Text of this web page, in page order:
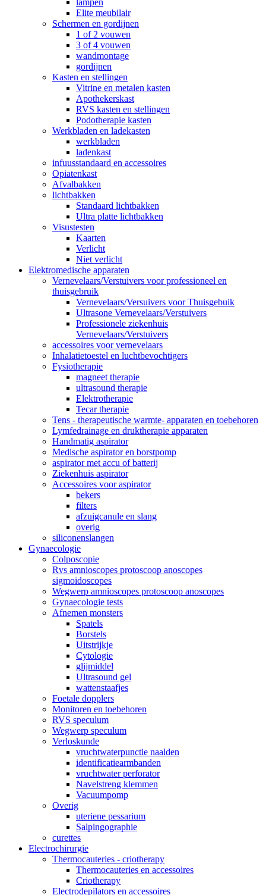
Elite meubilair
Schermen en gordijnen
1 of 2 vouwen
3 of 4 vouwen
wandmontage
gordijnen
Kasten en stellingen
Vitrine en metalen kasten
Apothekerskast
RVS kasten en stellingen
Podotherapie kasten
Werkbladen en ladekasten
werkbladen
ladenkast
infuusstandaard en accessoires
Opiatenkast
Afvalbakken
lichtbakken
Standaard lichtbakken
Ultra platte lichtbakken
Visustesten
Kaarten
Verlicht
Niet verlicht
Elektromedische apparaten
Vernevelaars/Verstuivers voor professioneel en
thuisgebruik
Vernevelaars/Versuivers voor Thuisgebuik
Ultrasone Vernevelaars/Verstuivers
Professionele ziekenhuis
Vernevelaars/Verstuivers
accessoires voor vernevelaars
Inhalatietoestel en luchtbevochtigers
Fysiotherapie
magneet therapie
ultrasound therapie
Elektrotherapie
Tecar therapie
Tens - therapeutische warmte- apparaten en toebehoren
Lymfedrainage en druktherapie apparaten
Handmatig aspirator
Medische aspirator en borstpomp
aspirator met accu of batterij
Ziekenhuis aspirator
Accessoires voor aspirator
bekers
filters
afzuigcanule en slang
overig
siliconenslangen
Gynaecologie
Colposcopie
Rvs amnioscopes protoscoop anoscopes
sigmoidoscopes
Wegwerp amnioscopes protoscoop anoscopes
Gynaecologie tests
Afnemen monsters
Spatels
Borstels
Uitstrijkje
Cytologie
glijmiddel
Ultrasound gel
wattenstaafjes
Foetale dopplers
Monitoren en toebehoren
RVS speculum
Wegwerp speculum
Verloskunde
vruchtwaterpunctie naalden
identificatiearmbanden
vruchtwater perforator
Navelstreng klemmen
Vacuumpomp
Overig
uteriene pessarium
Salpingographie
curettes
Electrochirurgie
Thermocauteries - criotherapy
Thermocauteries en accessoires
Criotherapy
Electrodepilators en accessoires